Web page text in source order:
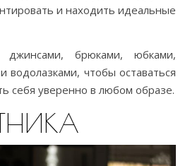
и находить идеальные
брюками, юбками,
водолазками, чтобы оставаться
себя уверенно в любом образе.